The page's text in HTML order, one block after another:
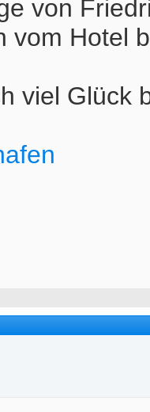
von
vom Hotel
viel Glück